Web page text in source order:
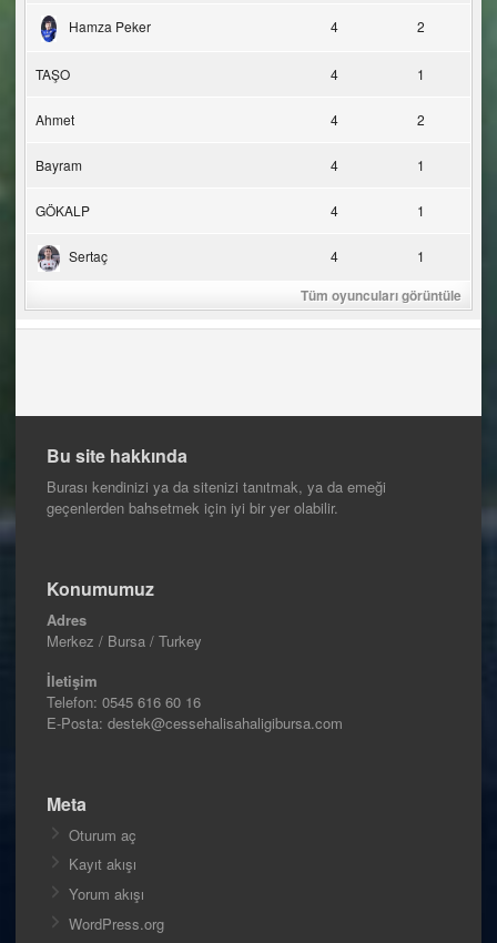
Hamza Peker 4 2
TAŞO 4 1
Ahmet 4 2
Bayram 4 1
GÖKALP 4 1
Sertaç 4 1
Tüm oyuncuları görüntüle
Bu site hakkında
Burası kendinizi ya da sitenizi tanıtmak, ya da emeği
geçenlerden bahsetmek için iyi bir yer olabilir.
Konumumuz
Adres
Merkez / Bursa / Turkey
İletişim
Telefon: 0545 616 60 16
E-Posta: destek@cessehalisahaligibursa.com
Meta
Oturum aç
Kayıt akışı
Yorum akışı
WordPress.org